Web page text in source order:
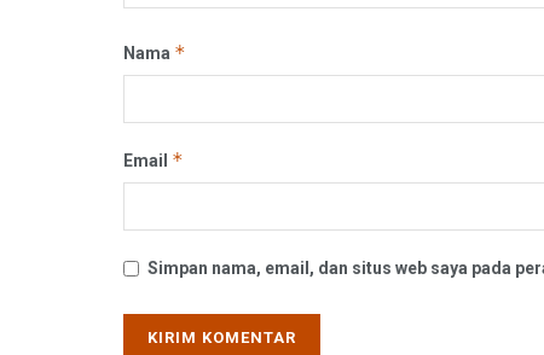
Nama *
Email *
Simpan nama, email, dan situs web saya pada